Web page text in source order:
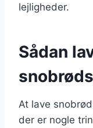
lejligheder.
Sådan
At lave
der er nogle